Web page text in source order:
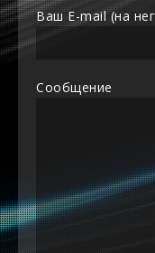
Ваш E-mail (на
Сообщение